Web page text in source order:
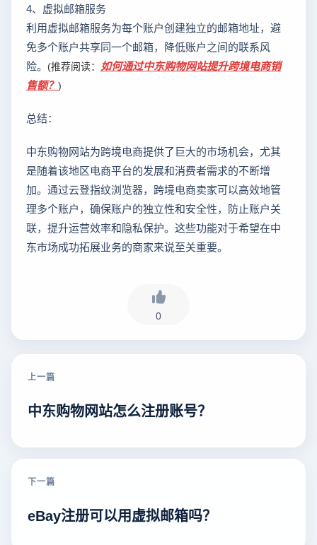
4、虚拟邮箱服务
利用虚拟邮箱服务为每个账户创建独立的邮箱地址，避
免多个账户共享同一个邮箱，降低账户之间的联系风
险。 (推荐阅读： 如何通过中东购物网站提升跨境电商销
售额？ )
总结：
中东购物网站为跨境电商提供了巨大的市场机会，尤其
是随着该地区电商平台的发展和消费者需求的不断增
加。通过云登指纹浏览器，跨境电商卖家可以高效地管
理多个账户，确保账户的独立性和安全性，防止账户关
联，提升运营效率和隐私保护。这些功能对于希望在中
东市场成功拓展业务的商家来说至关重要。
0
上一篇
中东购物网站怎么注册账号？
下一篇
eBay注册可以用虚拟邮箱吗？